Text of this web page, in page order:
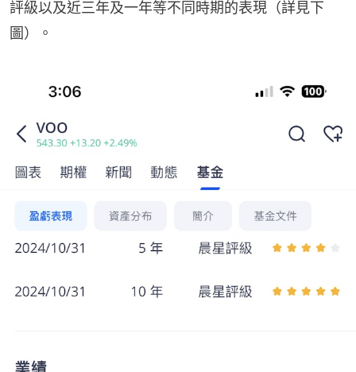
評級以及近三年及一年等不同時期的表現（詳見下
圖）。